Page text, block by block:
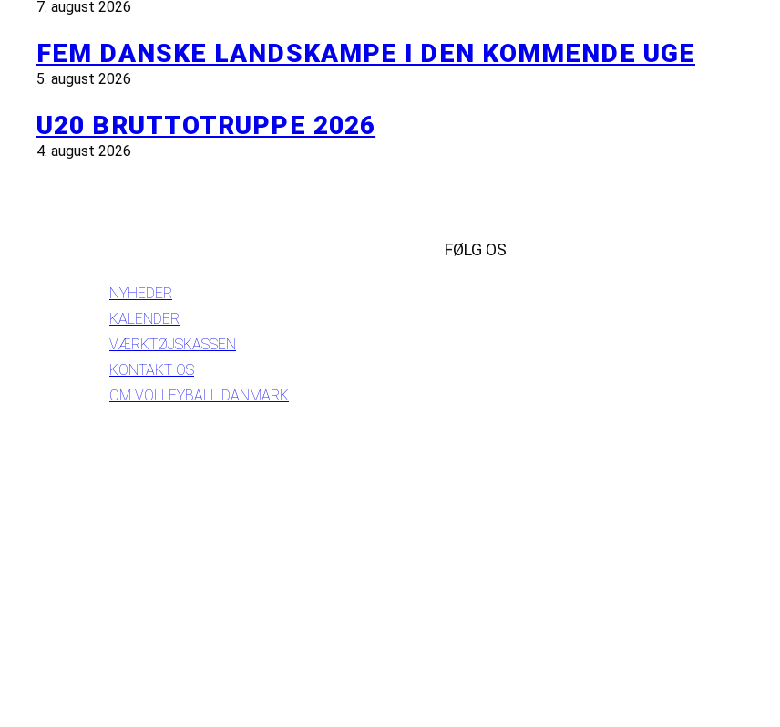
7. august 2026
FEM DANSKE LANDSKAMPE I DEN KOMMENDE UGE
5. august 2026
U20 BRUTTOTRUPPE 2026
4. august 2026
NYHEDER
KALENDER
VÆRKTØJSKASSEN
KONTAKT OS
OM VOLLEYBALL DANMARK
FØLG OS